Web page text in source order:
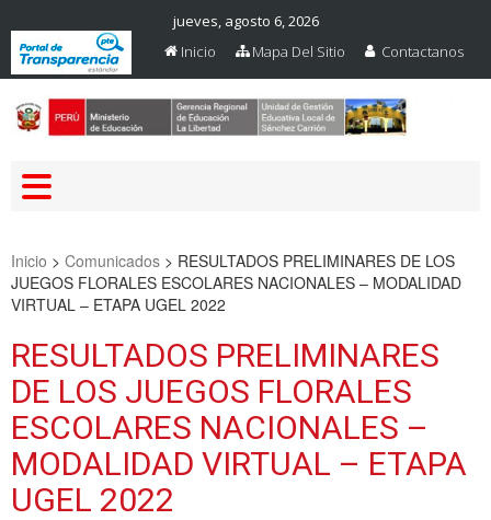
jueves, agosto 6, 2026
Inicio
Mapa Del Sitio Contactanos
Inicio > Comunicados > RESULTADOS PRELIMINARES DE LOS
JUEGOS FLORALES ESCOLARES NACIONALES – MODALIDAD
VIRTUAL – ETAPA UGEL 2022
RESULTADOS PRELIMINARES
DE LOS JUEGOS FLORALES
ESCOLARES NACIONALES –
MODALIDAD VIRTUAL – ETAPA
UGEL 2022